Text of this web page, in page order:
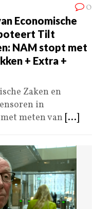
0
Economische
Tilt
NAM stopt met
+ Extra +
Zaken en
in
meten van [...]